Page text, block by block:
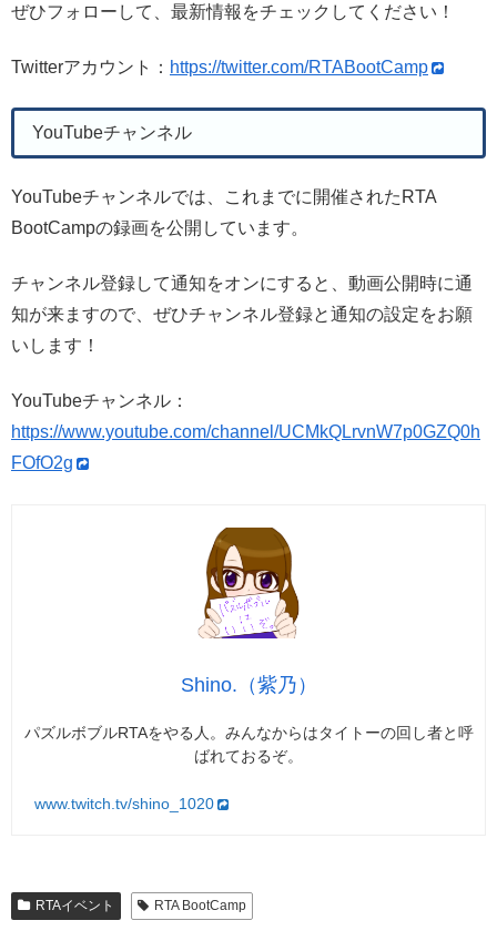
ぜひフォローして、最新情報をチェックしてください！
Twitterアカウント： https://twitter.com/RTABootCamp
YouTubeチャンネル
YouTubeチャンネルでは、これまでに開催されたRTA
BootCampの録画を公開しています。
チャンネル登録して通知をオンにすると、動画公開時に通
知が来ますので、ぜひチャンネル登録と通知の設定をお願
いします！
YouTubeチャンネル：
https://www.youtube.com/channel/UCMkQLrvnW7p0GZQ0h
FOfO2g
Shino.（紫乃）
パズルボブルRTAをやる人。みんなからはタイトーの回し者と呼
ばれておるぞ。
www.twitch.tv/shino_1020
RTAイベント RTA BootCamp